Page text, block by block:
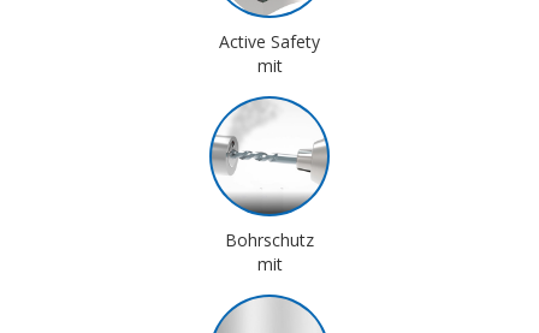
Active Safety
mit
Bohrschutz
mit